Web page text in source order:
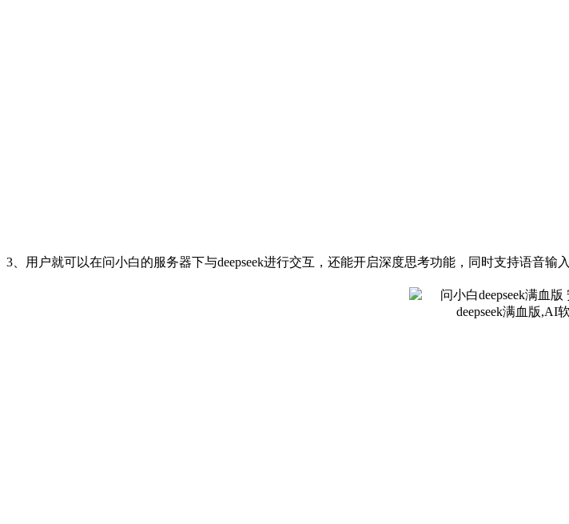
3、用户就可以在问小白的服务器下与deepseek进行交互，还能开启深度思考功能，同时支持语音输入